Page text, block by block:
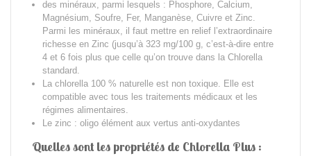
des minéraux, parmi lesquels : Phosphore, Calcium,
Magnésium, Soufre, Fer, Manganèse, Cuivre et Zinc.
Parmi les minéraux, il faut mettre en relief l’extraordinaire
richesse en Zinc (jusqu’à 323 mg/100 g, c’est-à-dire entre
4 et 6 fois plus que celle qu’on trouve dans la Chlorella
standard.
La chlorella 100 % naturelle est non toxique. Elle est
compatible avec tous les traitements médicaux et les
régimes alimentaires.
Le zinc : oligo élément aux vertus anti-oxydantes
Quelles sont les propriétés de Chlorella Plus :